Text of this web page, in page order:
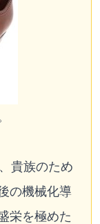
貴族のため
の機械化導
栄を極めた